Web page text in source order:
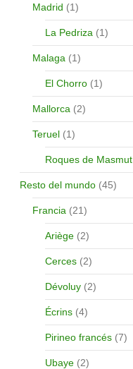
Madrid (1)
La Pedriza (1)
Malaga (1)
El Chorro (1)
Mallorca (2)
Teruel (1)
Roques de Masmut
Resto del mundo (45)
Francia (21)
Ariège (2)
Cerces (2)
Dévoluy (2)
Écrins (4)
Pirineo francés (7)
Ubaye (2)